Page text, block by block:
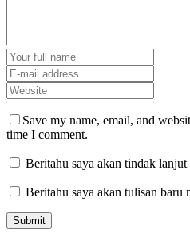
Save my name, email, and
time I comment.
Beritahu saya akan tindak
Beritahu saya akan tulisan baru